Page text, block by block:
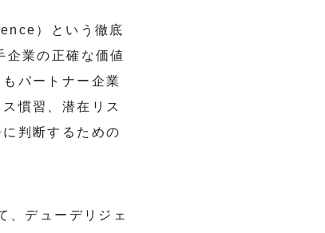
）という徹底
企業の正確な価値
パートナー企業
慣習、潜在リス
判断するための
、デューデリジェ